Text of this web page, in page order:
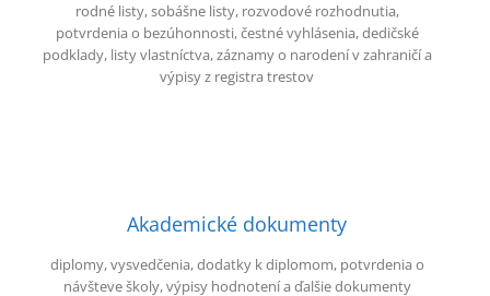
rodné listy, sobášne listy, rozvodové rozhodnutia,
potvrdenia o bezúhonnosti, čestné vyhlásenia, dedičské
podklady, listy vlastníctva, záznamy o narodení v zahraničí a
výpisy z registra trestov
Akademické dokumenty
diplomy, vysvedčenia, dodatky k diplomom, potvrdenia o
návšteve školy, výpisy hodnotení a ďalšie dokumenty